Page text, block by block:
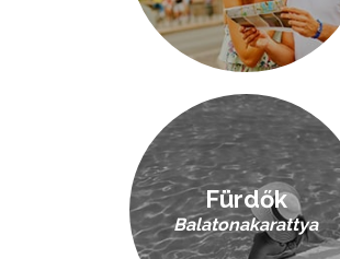
Fürdők
Balatonakarattya